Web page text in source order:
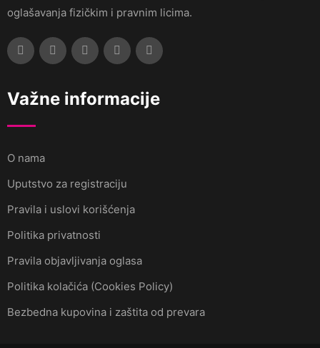
oglašavanja fizičkim i pravnim licima.
Važne informacije
O nama
Uputstvo za registraciju
Pravila i uslovi korišćenja
Politika privatnosti
Pravila objavljivanja oglasa
Politika kolačića (Cookies Policy)
Bezbedna kupovina i zaštita od prevara